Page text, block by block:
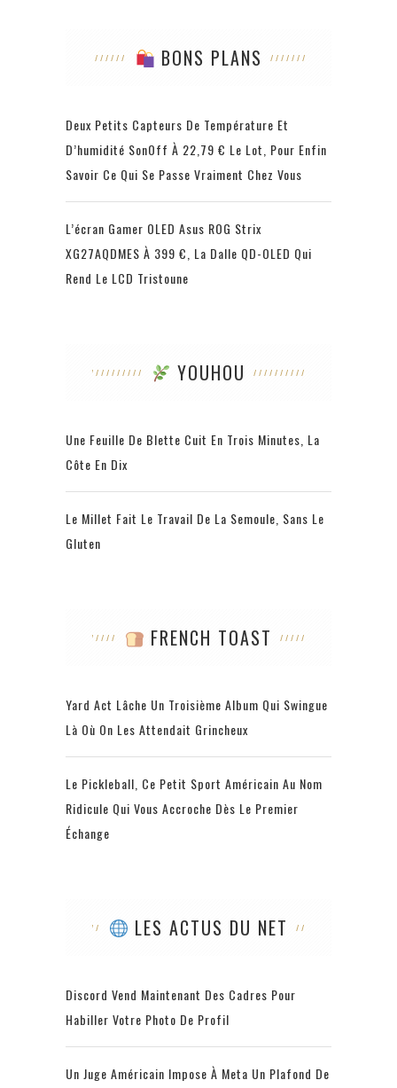
BONS PLANS
Deux Petits Capteurs De Température Et
D’humidité SonOff À 22,79 € Le Lot, Pour Enfin
Savoir Ce Qui Se Passe Vraiment Chez Vous
L’écran Gamer OLED Asus ROG Strix
XG27AQDMES À 399 €, La Dalle QD-OLED Qui
Rend Le LCD Tristoune
YOUHOU
Une Feuille De Blette Cuit En Trois Minutes, La
Côte En Dix
Le Millet Fait Le Travail De La Semoule, Sans Le
Gluten
FRENCH TOAST
Yard Act Lâche Un Troisième Album Qui Swingue
Là Où On Les Attendait Grincheux
Le Pickleball, Ce Petit Sport Américain Au Nom
Ridicule Qui Vous Accroche Dès Le Premier
Échange
LES ACTUS DU NET
Discord Vend Maintenant Des Cadres Pour
Habiller Votre Photo De Profil
Un Juge Américain Impose À Meta Un Plafond De